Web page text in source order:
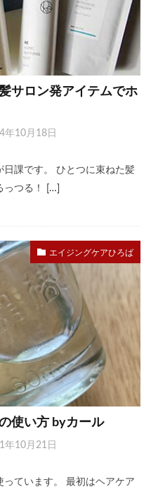
サロン発アイテムでホ
年10月18日
課です。 ひとつに束ねた髪
っつる！ […]
エイジングケアひろば
使い方 byカール
年10月21日
ています。 最初はヘアケア